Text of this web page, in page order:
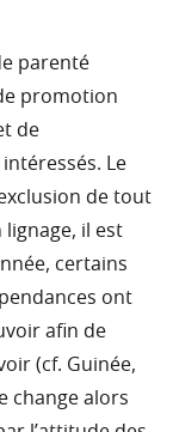
parenté
promotion
de
Le
de tout
lignage, il est
certains
ont
afin de
(cf. Guinée,
change alors